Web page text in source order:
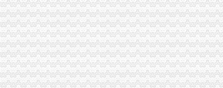
南川局开展“学习型、规范型、节约型”重庆营业执照注销三型工商建设
石柱局重庆代办公司四措并举化行政制措施法律文书管理工作
忠县局重庆营业执照注销忠州所四举措力促微型企业发展
长寿区副区长肖庆华对该区商标品牌发展工作提出五点要求
中介处支部认真开展“一述二评三公示”重庆公司注销活动
开县局重庆税务注销坚持四措并举推动微型企业发展扶持工作
涪陵局把好“四关”重庆营业执照注销开展餐厨垃圾废弃食用油脂专项整
江北局重庆税务注销宣微型企业扶持政策进社区